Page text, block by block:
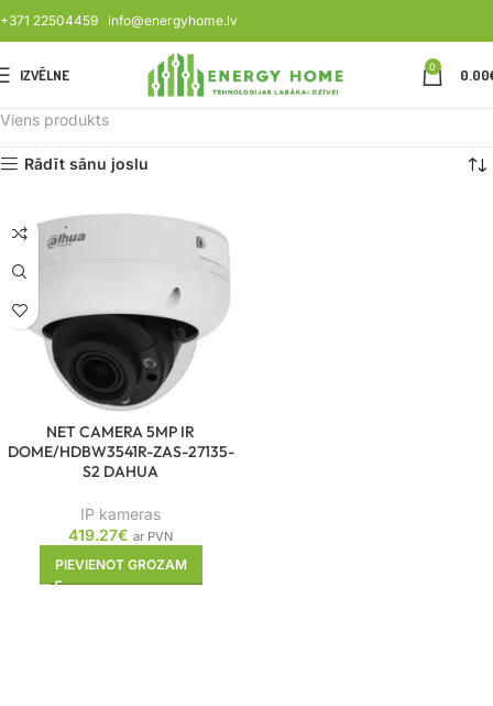
+371 22504459 info@energyhome.lv
IZVĒLNE 0 0.00
Viens produkts
Rādīt sānu joslu
NET CAMERA 5MP IR
DOME/HDBW3541R-ZAS-27135-
S2 DAHUA
IP kameras
419.27€ ar PVN
PIEVIENOT GROZAM